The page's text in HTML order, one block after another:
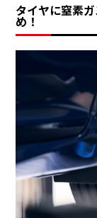
タイヤに窒素
め！